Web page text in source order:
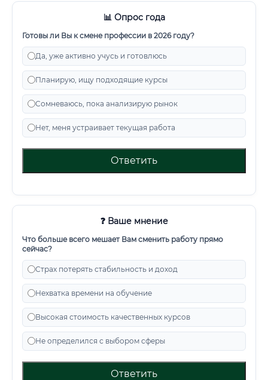
📊 Опрос года
Готовы ли Вы к смене профессии в 2026 году?
Да, уже активно учусь и готовлюсь
Планирую, ищу подходящие курсы
Сомневаюсь, пока анализирую рынок
Нет, меня устраивает текущая работа
Ответить
❓ Ваше мнение
Что больше всего мешает Вам сменить работу прямо
сейчас?
Страх потерять стабильность и доход
Нехватка времени на обучение
Высокая стоимость качественных курсов
Не определился с выбором сферы
Ответить